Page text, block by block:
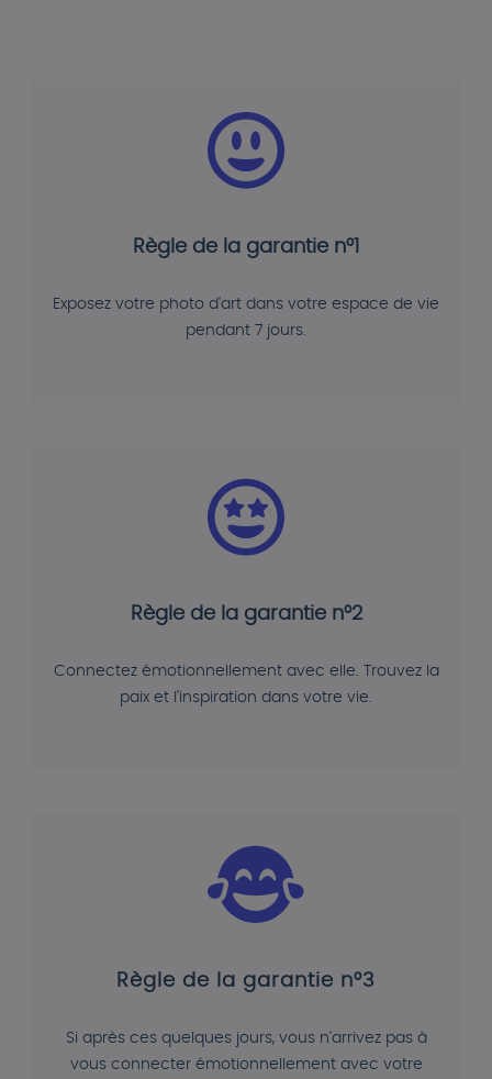
Règle de la garantie n°1
Exposez votre photo d'art dans votre espace de vie
pendant 7 jours.
Règle de la garantie n°2
Connectez émotionnellement avec elle. Trouvez la
paix et l'inspiration dans votre vie.
Règle de la garantie n°3
Si après ces quelques jours, vous n'arrivez pas à
vous connecter émotionnellement avec votre